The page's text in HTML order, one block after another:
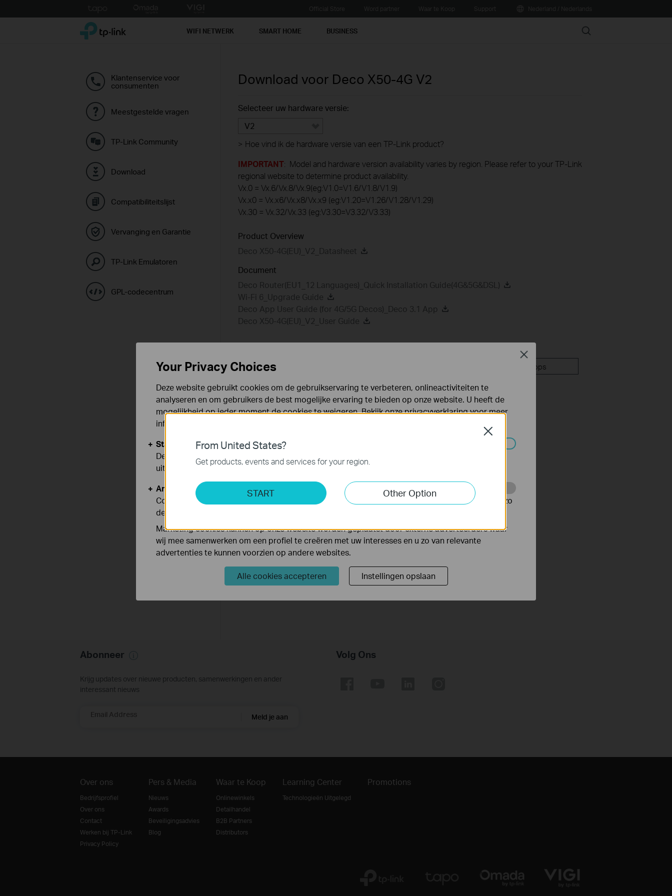
to
TP-Link, Reliably Smart WIFI NETWERK SMART HOME BUSINESS Search
Klantenservice voor
consumenten
Meestgestelde vragen
TP-Link Community
Download
Compatibiliteitslijst
Vervanging en Garantie
TP-Link Emulatoren
GPL-codecentrum
Download voor Deco X50-4G V2
Selecteer uw hardware versie:
V2
> Hoe vind ik de hardware versie van een TP-Link product?
IMPORTANT: Model and hardware version availability varies by region. Please refer to your TP-Link
regional website to determine product availability.
Vx.0 = Vx.6/Vx.8/Vx.9(eg:V1.0=V1.6/V1.8/V1.9)
Vx.x0 = Vx.x6/Vx.x8/Vx.x9 (eg:V1.20=V1.26/V1.28/V1.29)
Vx.30 = Vx.32/Vx.33 (eg:V3.30=V3.32/V3.33)
Product Overview
Deco X50-4G(EU)_V2_Datasheet
Document
Deco Router(EU1_12 Languages)_Quick Installation Guide(4G&5G&DSL)
Wi-Fi 6_Upgrade Guide
Deco App User Guide (for 4G/5G Decos)_Deco 3.1 App
Deco X50-4G(EU)_V2_User Guide
Setup Video Apps
GPL Code
【Deco】How to Set Up a 4G/5G
Whole Home Mesh Wi-Fi Router (Take
Deco X50-5G as Example)
Abonneer
Krijg updates over nieuwe producten, samenwerkingen en ander
interessant nieuws
Email Address Meld je aan
Volg Ons
Over ons
Bedrijfsprofiel
Over ons
Contact
Werken bij TP-Link
Privacy Policy
Pers & Media
Nieuws
Awards
Beveiligingsadvies
Blog
Waar te Koop
Onlinewinkels
Detailhandel
B2B Partners
Distributors
Learning Center
Technologieën Uitgelegd
Promotions
From United States?
Get products, events and services for your region.
START Other Option
Close
Your Privacy Choices
Deze website gebruikt cookies om de gebruikservaring te verbeteren, onlineactiviteiten te
analyseren en om gebruikers de best mogelijke ervaring te bieden op onze website. U heeft de
mogelijkheid op ieder moment de cookies te weigeren. Bekijk onzeprivacyverklaringvoor meer
informatie.
Standaard Cookies
Deze cookies zijn noodzakelijk voor de werking van de website en kunnen niet worden
uitgeschakeld.
Analyse en Marketing Cookies
Cookies voor analyse geven ons de mogelijkheid uw activiteiten op onze website te volgen en zo
de functionaliteit van de website aan te passen en te verbeteren.
Marketing cookies kunnen op onze website worden geplaatst door externe adverteerders waar
wij mee samenwerken om een profiel te creëren met uw interesses en u zo van relevante
advertenties te kunnen voorzien op andere websites.
Alle cookies accepteren Instellingen opslaan
Close